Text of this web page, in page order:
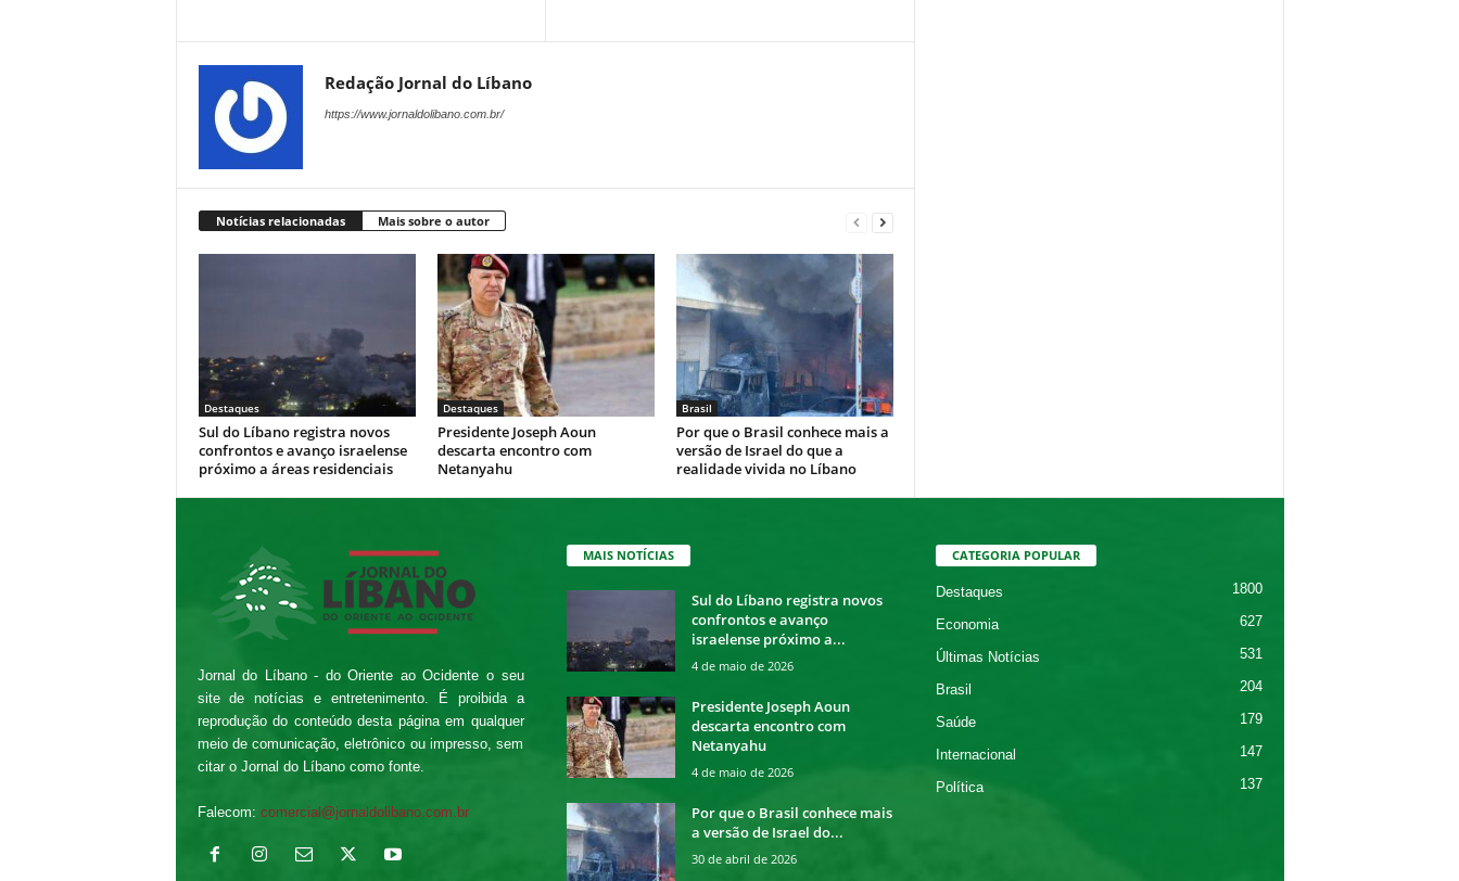
Redação Jornal do Líbano
https://www.jornaldolibano.com.br/
Notícias relacionadas Mais sobre o autor
Destaques
Sul do Líbano registra novos
confrontos e avanço israelense
próximo a áreas residenciais
Destaques
Presidente Joseph Aoun
descarta encontro com
Netanyahu
Brasil
Por que o Brasil conhece mais a
versão de Israel do que a
realidade vivida no Líbano
Jornal do Líbano - do Oriente ao Ocidente o seu
site de notícias e entretenimento. É proibida a
reprodução do conteúdo desta página em qualquer
meio de comunicação, eletrônico ou impresso, sem
citar o Jornal do Líbano como fonte.
Falecom: comercial@jornaldolibano.com.br
MAIS NOTÍCIAS
Sul do Líbano registra novos
confrontos e avanço
israelense próximo a...
4 de maio de 2026
Presidente Joseph Aoun
descarta encontro com
Netanyahu
4 de maio de 2026
Por que o Brasil conhece mais
a versão de Israel do...
30 de abril de 2026
CATEGORIA POPULAR
Destaques 1800
Economia 627
Últimas Notícias 531
Brasil 204
Saúde 179
Internacional 147
Política 137